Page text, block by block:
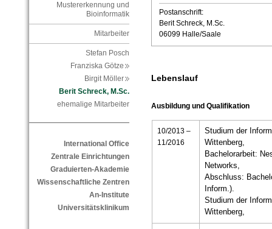
Mustererkennung und
Bioinformatik
Mitarbeiter
Stefan Posch
Franziska Götze
Birgit Möller
Berit Schreck, M.Sc.
ehemalige Mitarbeiter
International Office
Zentrale Einrichtungen
Graduierten-Akademie
Wissenschaftliche Zentren
An-Institute
Universitätsklinikum
Postanschrift:
Berit Schreck, M.Sc.
06099 Halle/Saale
Lebenslauf
Ausbildung und Qualifikation
10/2013 –
11/2016
Studium der
Wittenberg,
Bachelorarbeit:
Networks,
Abschluss:
Inform.).
Studium der
Wittenberg,